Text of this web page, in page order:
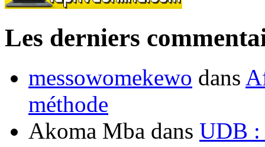
Les derniers
messowomekewo dans
méthode
Akoma Mba dans UDB :